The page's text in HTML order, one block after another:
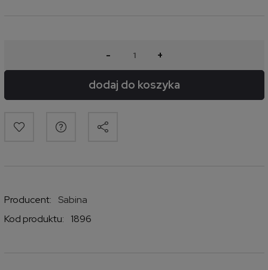
- +
dodaj do koszyka
Producent:
Sabina
Kod produktu:
1896